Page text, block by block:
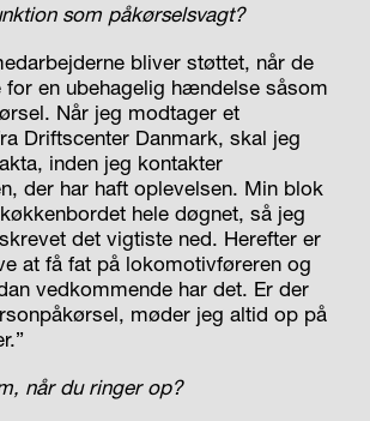
som påkørselsvagt?
bliver støttet, når de
en ubehagelig hændelse såsom
Når jeg modtager et
Driftscenter Danmark, skal jeg
inden jeg kontakter
der har haft oplevelsen. Min blok
hele døgnet, så jeg
det vigtiste ned. Herefter er
at få fat på lokomotivføreren og
vedkommende har det. Er der
møder jeg altid op på
når du ringer op?